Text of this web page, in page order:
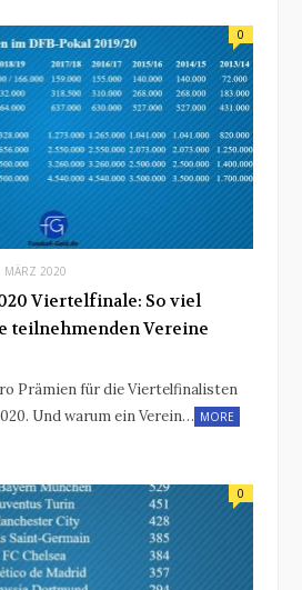
MÄRZ 2020
0
Viertelfinale: So viel
teilnehmenden Vereine
Prämien für die Viertelfinalisten
Und warum ein Verein… MORE
0